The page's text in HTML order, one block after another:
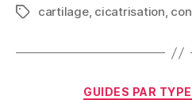
Étiquettes
cartilage, cicatrisation,
GUIDES PAR